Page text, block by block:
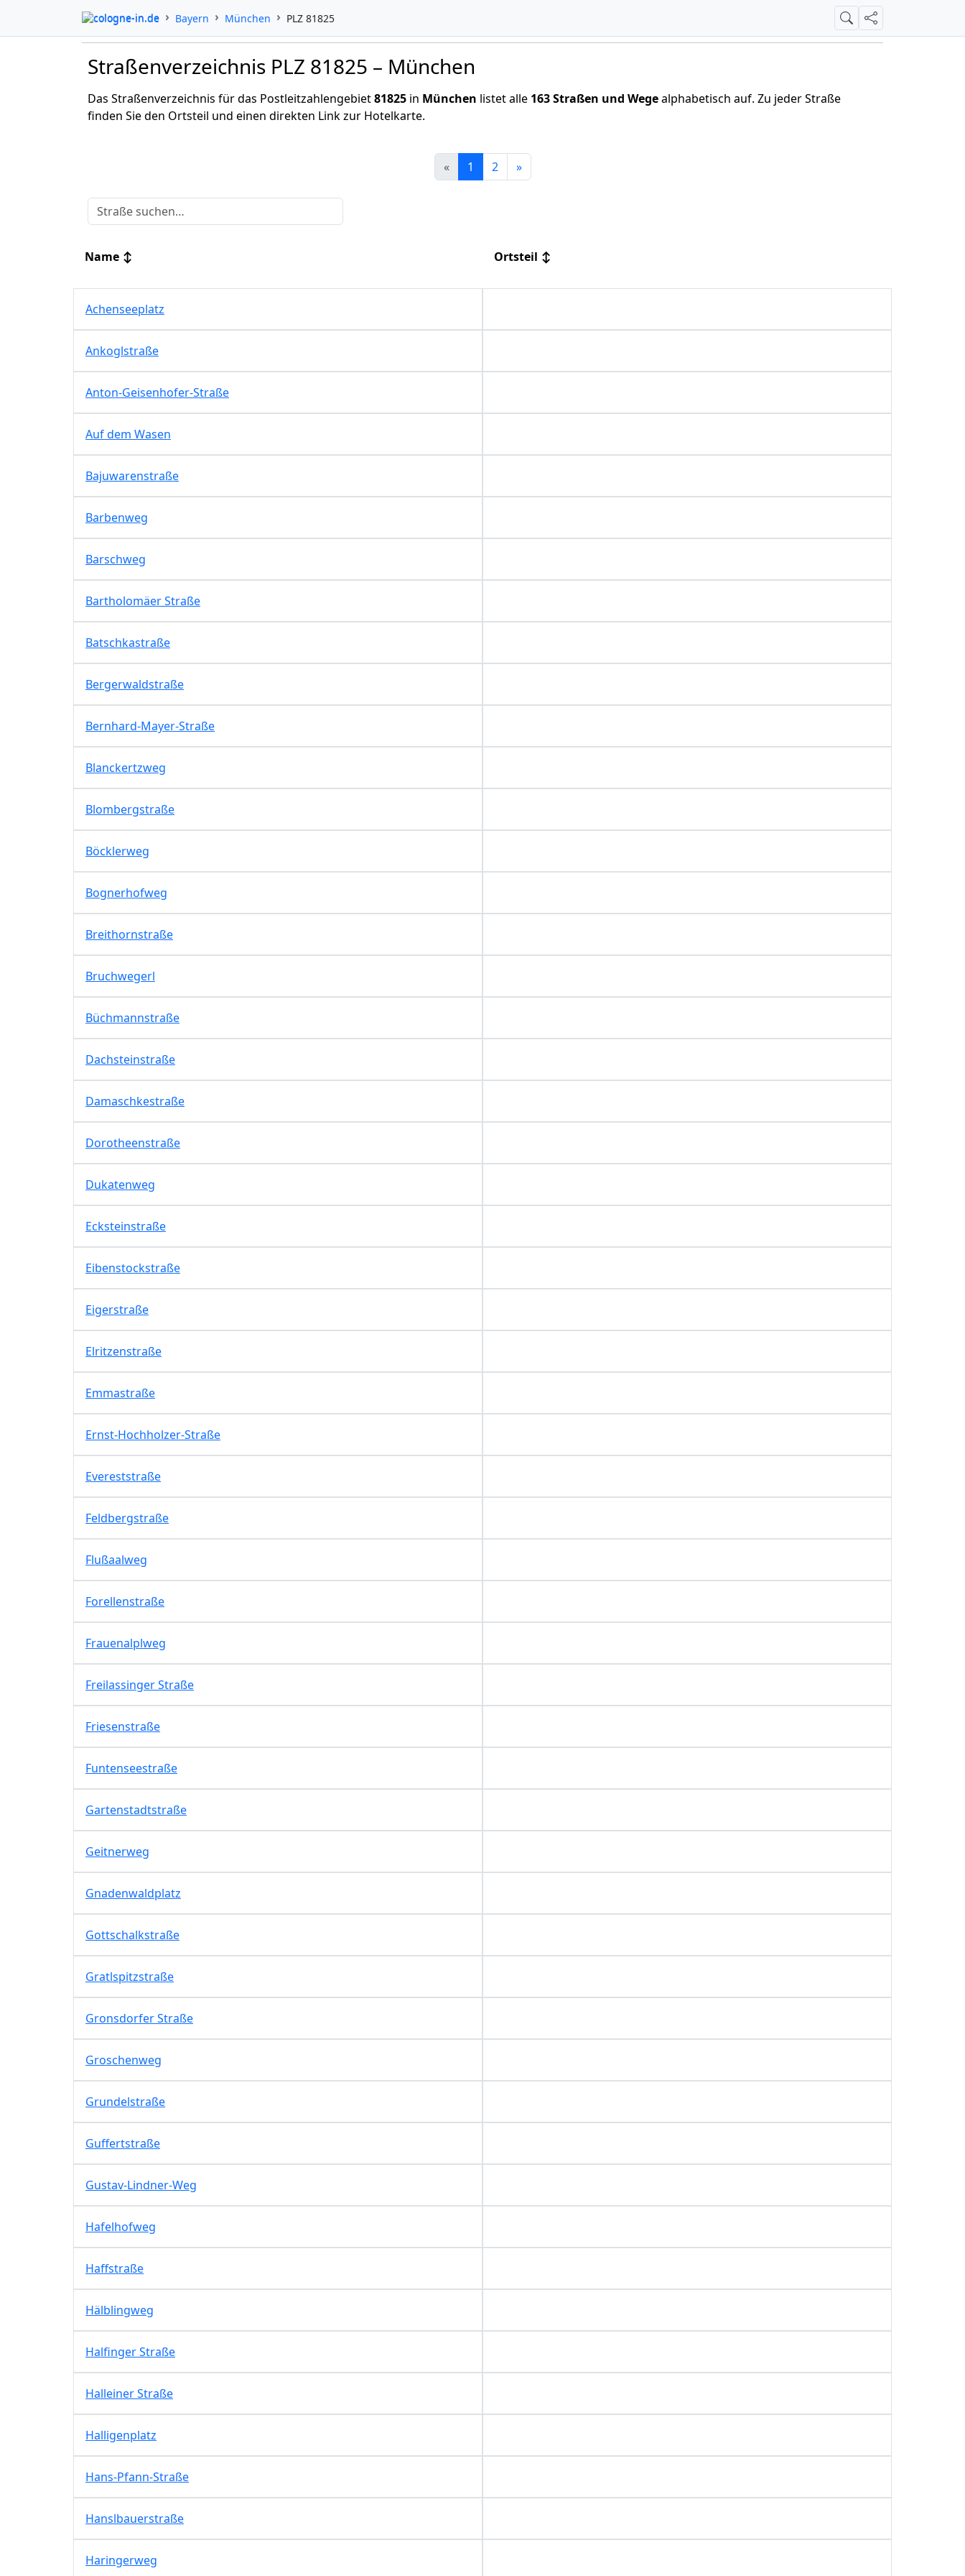
cologne-in.de Bayern München PLZ 81825 SucheTeilen
Straßenverzeichnis PLZ 81825 – München
Das Straßenverzeichnis für das Postleitzahlengebiet81825 in München listet alle 163 Straßen und Wegealphabetisch auf. Zu jeder Straße
finden Sie den Ortsteil und einen direkten Link zur Hotelkarte.
« 1 2 »
Name ↕ Ortsteil ↕
Achenseeplatz
Ankoglstraße
Anton-Geisenhofer-Straße
Auf dem Wasen
Bajuwarenstraße
Barbenweg
Barschweg
Bartholomäer Straße
Batschkastraße
Bergerwaldstraße
Bernhard-Mayer-Straße
Blanckertzweg
Blombergstraße
Böcklerweg
Bognerhofweg
Breithornstraße
Bruchwegerl
Büchmannstraße
Dachsteinstraße
Damaschkestraße
Dorotheenstraße
Dukatenweg
Ecksteinstraße
Eibenstockstraße
Eigerstraße
Elritzenstraße
Emmastraße
Ernst-Hochholzer-Straße
Evereststraße
Feldbergstraße
Flußaalweg
Forellenstraße
Frauenalplweg
Freilassinger Straße
Friesenstraße
Funtenseestraße
Gartenstadtstraße
Geitnerweg
Gnadenwaldplatz
Gottschalkstraße
Gratlspitzstraße
Gronsdorfer Straße
Groschenweg
Grundelstraße
Guffertstraße
Gustav-Lindner-Weg
Hafelhofweg
Haffstraße
Hälblingweg
Halfinger Straße
Halleiner Straße
Halligenplatz
Hans-Pfann-Straße
Hanslbauerstraße
Haringerweg